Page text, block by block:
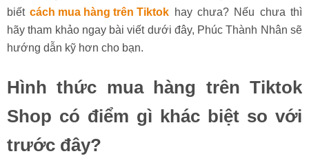
biếtcách mua hàng trên Tiktok hay chưa? Nếu chưa thì
hãy tham khảo ngay bài viết dưới đây, Phúc Thành Nhân sẽ
hướng dẫn kỹ hơn cho bạn.
Hình thức mua hàng trên Tiktok
Shop có điểm gì khác biệt so với
trước đây?